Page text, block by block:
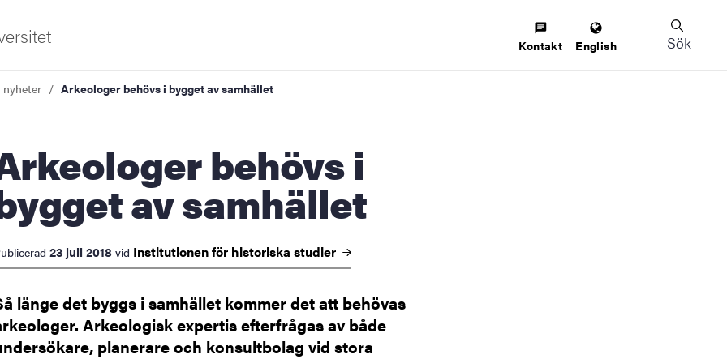
innovation
Kontakt English Sök
nyheter Arkeologer behövs i bygget av samhället
i
av samhället
23 juli 2018 vid Institutionen för historiska studier
länge det byggs i samhället kommer det att behövas
Arkeologisk expertis efterfrågas av både
planerare och konsultbolag vid stora